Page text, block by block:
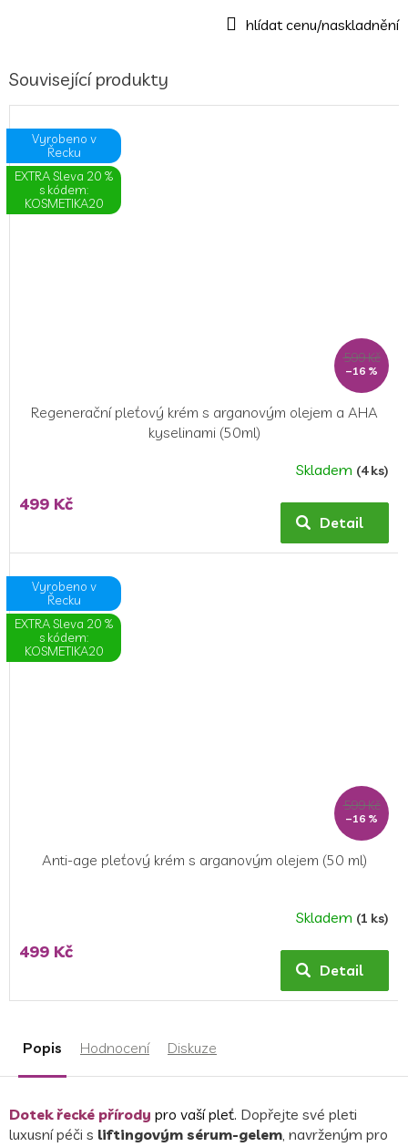
Související produkty
Vyrobeno v
Řecku
EXTRA Sleva 20 %
s kódem:
KOSMETIKA20
599 Kč
–16 %
Regenerační pleťový krém s arganovým olejem a AHA
kyselinami (50ml)
Skladem (4 ks)
499 Kč
Detail
Vyrobeno v
Řecku
EXTRA Sleva 20 %
s kódem:
KOSMETIKA20
599 Kč
–16 %
Anti-age pleťový krém s arganovým olejem (50 ml)
Skladem (1 ks)
499 Kč
Detail
Popis Hodnocení Diskuze
Dotek řecké přírody pro vaší pleť. Dopřejte své pleti
luxusní péči s liftingovým sérum-gelem, navrženým pro